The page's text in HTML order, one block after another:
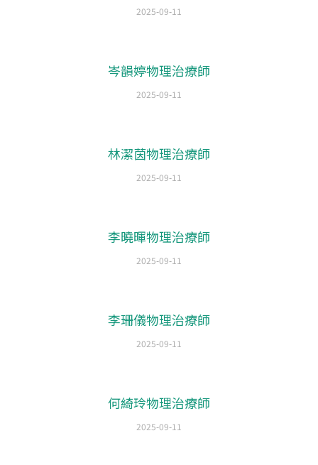
2025-09-11
岑韻婷物理治療師
2025-09-11
林潔茵物理治療師
2025-09-11
李曉暉物理治療師
2025-09-11
李珊儀物理治療師
2025-09-11
何綺玲物理治療師
2025-09-11